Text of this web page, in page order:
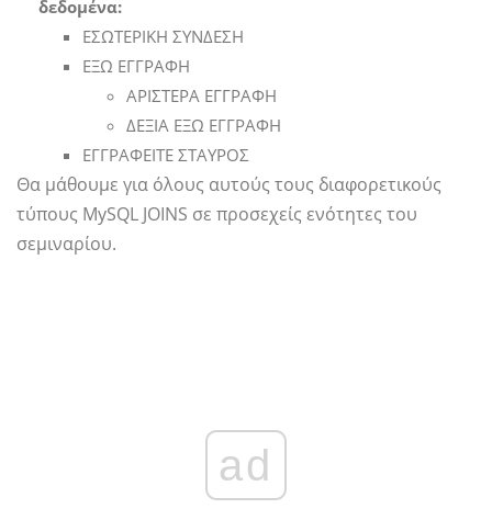
δεδομένα:
ΕΣΩΤΕΡΙΚΗ ΣΥΝΔΕΣΗ
ΕΞΩ ΕΓΓΡΑΦΗ
ΑΡΙΣΤΕΡΑ ΕΓΓΡΑΦΗ
ΔΕΞΙΑ ΕΞΩ ΕΓΓΡΑΦΗ
ΕΓΓΡΑΦΕΙΤΕ ΣΤΑΥΡΟΣ
Θα μάθουμε για όλους αυτούς τους διαφορετικούς
τύπους MySQL JOINS σε προσεχείς ενότητες του
σεμιναρίου.
ad